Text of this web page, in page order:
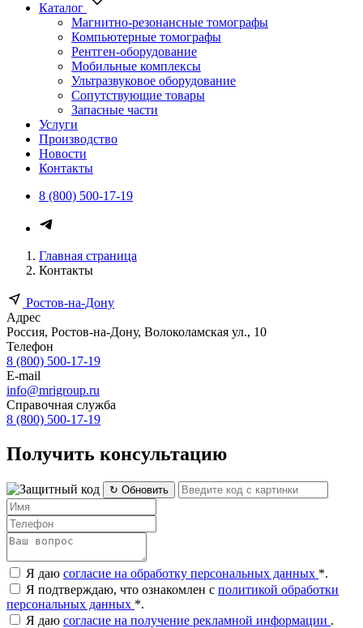
Каталог
Магнитно-резонансные томографы
Компьютерные томографы
Рентген-оборудование
Мобильные комплексы
Ультразвуковое оборудование
Сопутствующие товары
Запасные части
Услуги
Производство
Новости
Контакты
8 (800) 500-17-19
Главная страница
Контакты
Ростов-на-Дону
Адрес
Россия, Ростов-на-Дону, Волоколамская ул., 10
Телефон
8 (800) 500-17-19
E-mail
info@mrigroup.ru
Справочная служба
8 (800) 500-17-19
Получить консультацию
↻ Обновить
Я даю согласие на обработку персональных данных *.
Я подтверждаю, что ознакомлен с политикой обработки
персональных данных *.
Я даю согласие на получение рекламной информации .